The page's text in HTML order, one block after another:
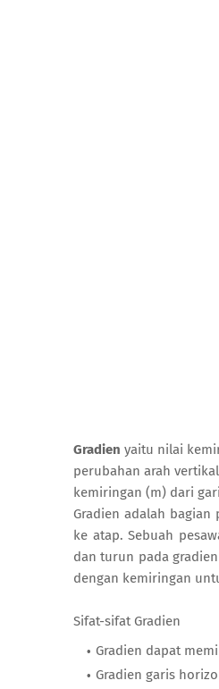
Gradien yaitu nilai
perubahan arah
kemiringan (m) dari
Gradien adalah
ke atap. Sebuah
dan turun pada
dengan kemiringan
Sifat-sifat Gradien
Gradien dapat
Gradien garis